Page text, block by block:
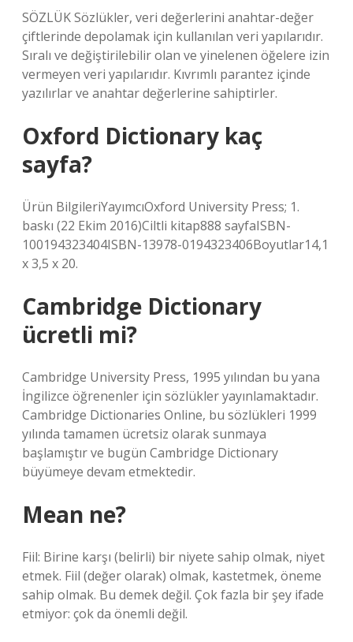
SÖZLÜK Sözlükler, veri değerlerini anahtar-değer
çiftlerinde depolamak için kullanılan veri yapılarıdır.
Sıralı ve değiştirilebilir olan ve yinelenen öğelere izin
vermeyen veri yapılarıdır. Kıvrımlı parantez içinde
yazılırlar ve anahtar değerlerine sahiptirler.
Oxford Dictionary kaç
sayfa?
Ürün BilgileriYayımcıOxford University Press; 1.
baskı (22 Ekim 2016)Ciltli kitap‎888 sayfaISBN-
10‎0194323404ISBN-13‎978-0194323406Boyutlar‎14,1
x 3,5 x 20.
Cambridge Dictionary
ücretli mi?
Cambridge University Press, 1995 yılından bu yana
İngilizce öğrenenler için sözlükler yayınlamaktadır.
Cambridge Dictionaries Online, bu sözlükleri 1999
yılında tamamen ücretsiz olarak sunmaya
başlamıştır ve bugün Cambridge Dictionary
büyümeye devam etmektedir.
Mean ne?
Fiil: Birine karşı (belirli) bir niyete sahip olmak, niyet
etmek. Fiil (değer olarak) olmak, kastetmek, öneme
sahip olmak. Bu demek değil. Çok fazla bir şey ifade
etmiyor: çok da önemli değil.